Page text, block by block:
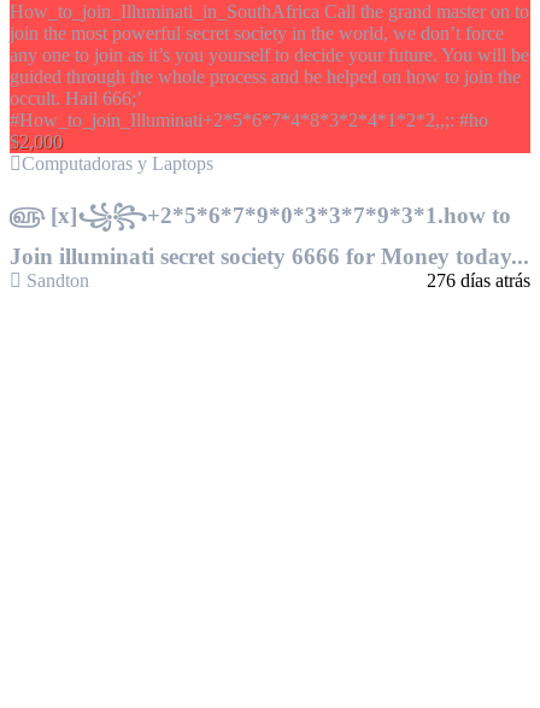
$2,000
Computadoras y Laptops
௵ [x]꧁꧂+2*5*6*7*9*0*3*3*7*9*3*1.how to
Join illuminati secret society 6666 for Money today...
Sandton 276 días atrás